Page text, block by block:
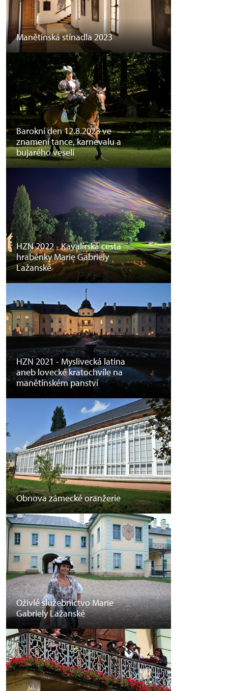
Manětínská stínadla 2023
Barokní den 12.8.2023 ve
znamení tance, karnevalu a
bujarého veselí
HZN 2022 - Kavalírská cesta
hraběnky Marie Gabriely
Lažanské
HZN 2021 - Myslivecká latina
aneb lovecké kratochvíle na
manětínském panství
Obnova zámecké oranžerie
Oživlé služebnictvo Marie
Gabriely Lažanské